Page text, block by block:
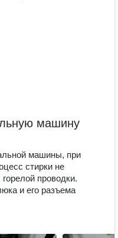
машину
машины, при
стирки не
проводки.
и его разъема